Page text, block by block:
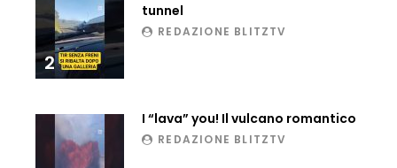
Tir bloccato sul passaggio a livello:
treno lo distrugge
Parco divertimenti, attrazione cede
all’improvviso
2
tunnel
REDAZIONE BLITZTV
I “lava” you! Il vulcano romantico
REDAZIONE BLITZTV